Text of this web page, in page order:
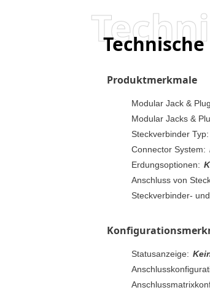
Produktmerkmale
Modular Jack &
Modular Jacks &
Steckverbinder Typ:
Connector System:
Erdungsoptionen:
Anschluss von
Steckverbinder-
Statusanzeige: